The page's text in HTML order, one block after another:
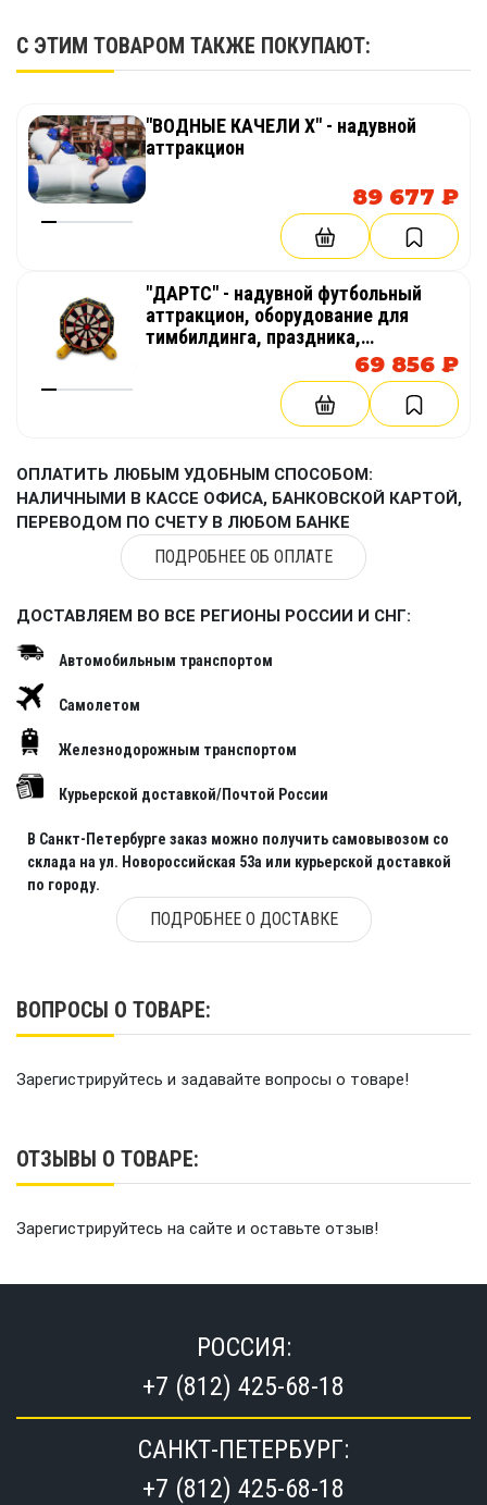
С ЭТИМ ТОВАРОМ ТАКЖЕ ПОКУПАЮТ:
"ВОДНЫЕ КАЧЕЛИ Х" - надувной
аттракцион
89 677 ₽
"ДАРТС" - надувной футбольный
аттракцион, оборудование для
тимбилдинга, праздника,
корпоратива, соревнований,
веселых стартов, эстафет
69 856 ₽
ОПЛАТИТЬ ЛЮБЫМ УДОБНЫМ СПОСОБОМ:
НАЛИЧНЫМИ В КАССЕ ОФИСА, БАНКОВСКОЙ КАРТОЙ,
ПЕРЕВОДОМ ПО СЧЕТУ В ЛЮБОМ БАНКЕ
ПОДРОБНЕЕ ОБ ОПЛАТЕ
ДОСТАВЛЯЕМ ВО ВСЕ РЕГИОНЫ РОССИИ И СНГ:
Автомобильным транспортом
Самолетом
Железнодорожным транспортом
Курьерской доставкой/Почтой России
В Санкт-Петербурге заказ можно получить самовывозом со
склада на ул. Новороссийская 53а или курьерской доставкой
по городу.
ПОДРОБНЕЕ О ДОСТАВКЕ
ВОПРОСЫ О ТОВАРЕ:
Зарегистрируйтесь и задавайте вопросы о товаре!
ОТЗЫВЫ О ТОВАРЕ:
Зарегистрируйтесь на сайте и оставьте отзыв!
РОССИЯ:
+7 (812) 425-68-18
САНКТ-ПЕТЕРБУРГ:
+7 (812) 425-68-18